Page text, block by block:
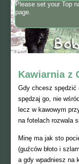
Please set your Top
page.
Kawiarnia z
Gdy chcesz spędzić
spędzaj go, nie
lecz w kawowym
na fotelach rozwala
Minę ma jak sto
(guźców błoto i
a gdy wpadniesz na